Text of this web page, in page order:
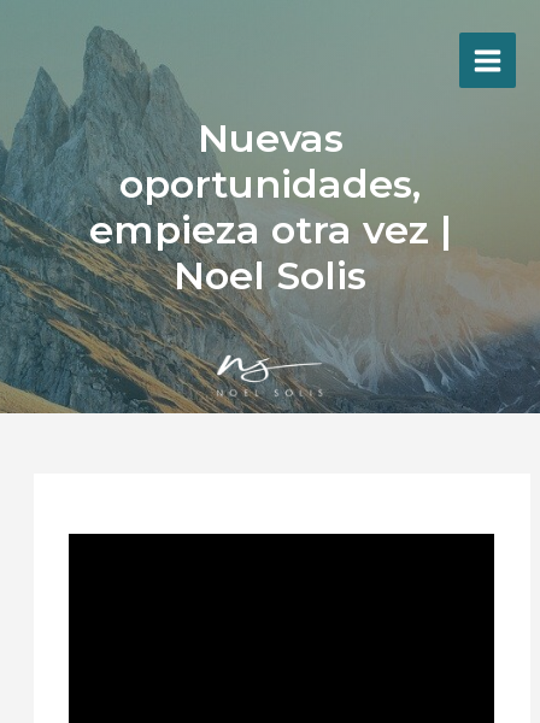
contenido
Nuevas
oportunidades,
empieza otra vez |
Noel Solis